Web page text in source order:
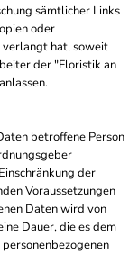
sämtlicher Links
oder
verlangt hat, soweit
der "Floristik an
betroffene Person
der
Voraussetzungen
Daten wird von
Dauer, die es dem